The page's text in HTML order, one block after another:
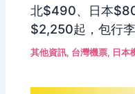
北$490、日本
$2,250起，包行李
其他資訊, 台灣機票, 日本